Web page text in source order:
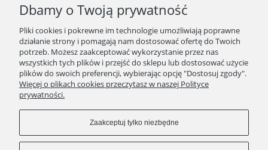
Do koszyka
SKLEP
ZAKUPY
INFORMACJE
Dbamy o Twoją prywatność
Pliki cookies i pokrewne im technologie umożliwiają poprawne
działanie strony i pomagają nam dostosować ofertę do Twoich
potrzeb. Możesz zaakceptować wykorzystanie przez nas
wszystkich tych plików i przejść do sklepu lub dostosować użycie
plików do swoich preferencji, wybierając opcję "Dostosuj zgody".
Więcej o plikach cookies przeczytasz w naszej Polityce
prywatności.
Zaakceptuj tylko niezbędne